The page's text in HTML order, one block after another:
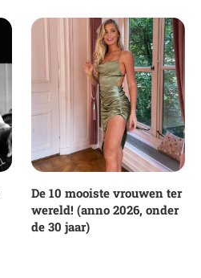
De 10 mooiste vrouwen ter
wereld! (anno 2026, onder
de 30 jaar)